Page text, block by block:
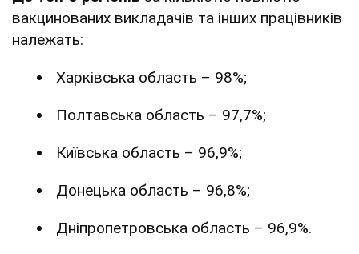
вакцинованих викладачів та інших працівників
належать:
Харківська область – 98%;
Полтавська область – 97,7%;
Київська область – 96,9%;
Донецька область – 96,8%;
Дніпропетровська область – 96,9%.